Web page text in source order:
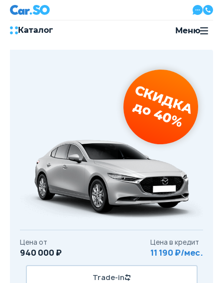
Каталог
8 800 500-03-23
с 08:00 по 20:00, без выходных
Привольная улица, 2, к5
Перезвоните мне
Меню
СКИДКА
до 40%
Цена от
940 000 ₽
Цена в кредит
11 190 ₽/мес.
Trade-in